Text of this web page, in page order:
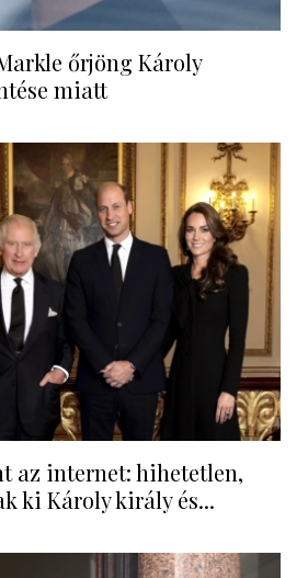
őrjöng Károly
miatt
az internet: hihetetlen,
ki Károly király és...